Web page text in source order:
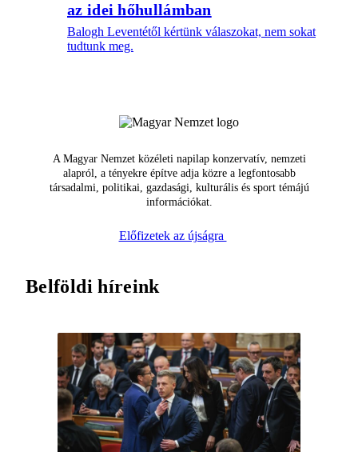
az idei hőhullámban
Balogh Leventétől kértünk válaszokat, nem sokat
tudtunk meg.
A Magyar Nemzet közéleti napilap konzervatív, nemzeti
alapról, a tényekre építve adja közre a legfontosabb
társadalmi, politikai, gazdasági, kulturális és sport témájú
információkat.
Előfizetek az újságra
Belföldi híreink